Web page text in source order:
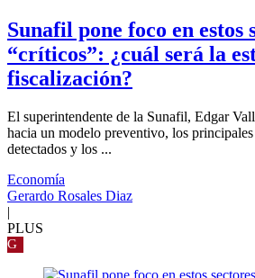
Sunafil pone foco en estos
“críticos”: ¿cuál será la
fiscalización?
El superintendente de la Sunafil, Edgar
hacia un modelo preventivo, los
detectados y los ...
Economía
Gerardo Rosales Diaz
|
PLUS
G